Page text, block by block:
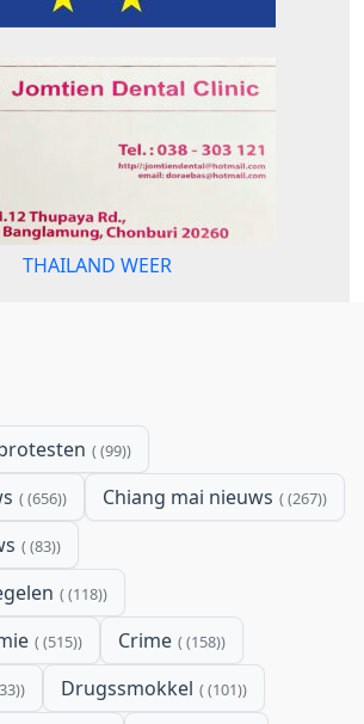
THAILAND WEER
(99)
(656) Chiang mai nieuws (267)
(83)
(118)
(515) Crime (158)
Drugssmokkel (101)